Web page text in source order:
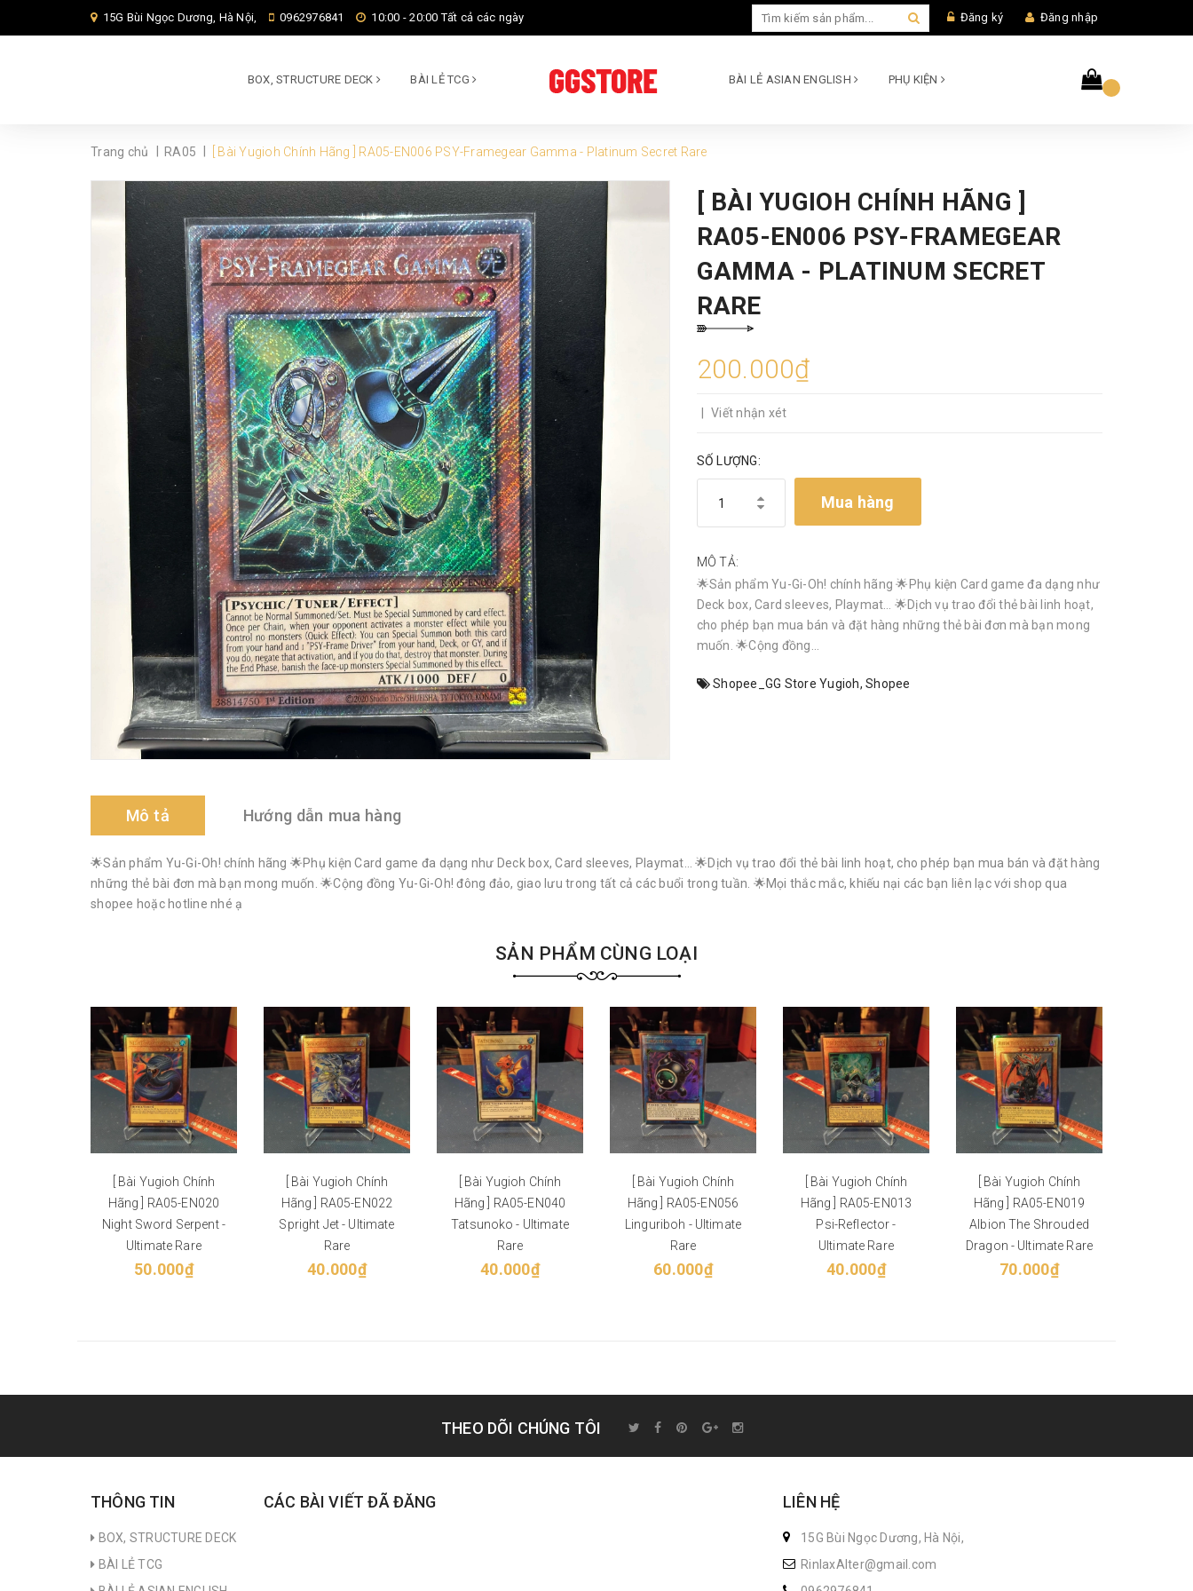
15G Bùi Ngọc Dương, Hà Nội, 0962976841 10:00 - 20:00 Tất cả các ngày Đăng ký Đăng nhập
BOX, STRUCTURE DECK BÀI LẺ TCG BÀI LẺ ASIAN ENGLISH PHỤ KIỆN
Trang chủ RA05 [ Bài Yugioh Chính Hãng ] RA05-EN006 PSY-Framegear Gamma - Platinum Secret Rare
[ BÀI YUGIOH CHÍNH HÃNG ]
RA05-EN006 PSY-FRAMEGEAR
GAMMA - PLATINUM SECRET
RARE
200.000₫
Viết nhận xét
SỐ LƯỢNG:
Mua hàng
MÔ TẢ:
🌟Sản phẩm Yu-Gi-Oh! chính hãng 🌟Phụ kiện Card game đa dạng như
Deck box, Card sleeves, Playmat… 🌟Dịch vụ trao đổi thẻ bài linh hoạt,
cho phép bạn mua bán và đặt hàng những thẻ bài đơn mà bạn mong
muốn. 🌟Cộng đồng...
Shopee_GG Store Yugioh, Shopee
Mô tả Hướng dẫn mua hàng
🌟Sản phẩm Yu-Gi-Oh! chính hãng 🌟Phụ kiện Card game đa dạng như Deck box, Card sleeves, Playmat… 🌟Dịch vụ trao đổi thẻ bài linh hoạt, cho phép bạn mua bán và đặt hàng
những thẻ bài đơn mà bạn mong muốn. 🌟Cộng đồng Yu-Gi-Oh! đông đảo, giao lưu trong tất cả các buổi trong tuần. 🌟Mọi thắc mắc, khiếu nại các bạn liên lạc với shop qua
shopee hoặc hotline nhé ạ
SẢN PHẨM CÙNG LOẠI
[ Bài Yugioh Chính
Hãng ] RA05-EN020
Night Sword Serpent -
Ultimate Rare
50.000₫
[ Bài Yugioh Chính
Hãng ] RA05-EN022
Spright Jet - Ultimate
Rare
40.000₫
[ Bài Yugioh Chính
Hãng ] RA05-EN040
Tatsunoko - Ultimate
Rare
40.000₫
[ Bài Yugioh Chính
Hãng ] RA05-EN056
Linguriboh - Ultimate
Rare
60.000₫
[ Bài Yugioh Chính
Hãng ] RA05-EN013
Psi-Reflector -
Ultimate Rare
40.000₫
[ Bài Yugioh Chính
Hãng ] RA05-EN019
Albion The Shrouded
Dragon - Ultimate Rare
70.000₫
THEO DÕI CHÚNG TÔI
THÔNG TIN
BOX, STRUCTURE DECK
BÀI LẺ TCG
CÁC BÀI VIẾT ĐÃ ĐĂNG LIÊN HỆ
15G Bùi Ngọc Dương, Hà Nội,
RinlaxAlter@gmail.com